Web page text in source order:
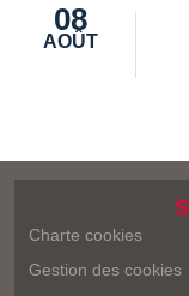
08
AOÛT
Charte cookies
Gestion des cookies